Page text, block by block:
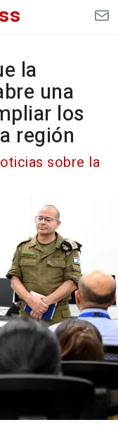
la
una
los
región
sobre la